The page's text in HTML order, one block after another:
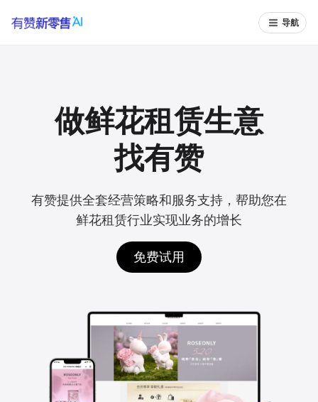
导航
做鲜花租赁生意
找有赞
有赞提供全套经营策略和服务支持，帮助您在
鲜花租赁行业实现业务的增长
免费试用